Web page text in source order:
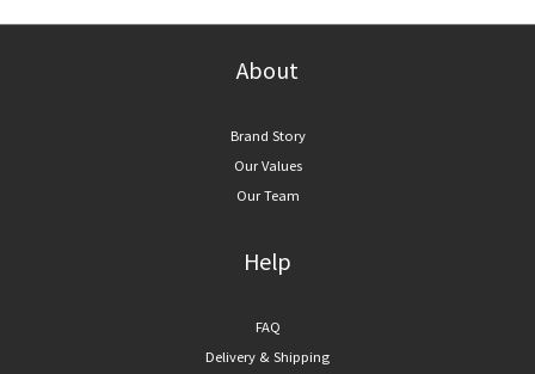
About
Brand Story
Our Values
Our Team
Help
FAQ
Delivery & Shipping